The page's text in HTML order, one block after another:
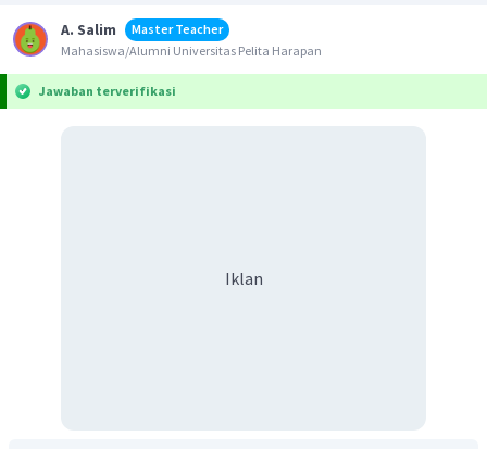
A. Salim
Master Teacher
Mahasiswa/Alumni Universitas Pelita Harapan
Jawaban terverifikasi
Iklan